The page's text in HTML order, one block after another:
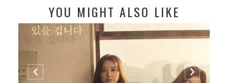
YOU MIGHT ALSO LIKE